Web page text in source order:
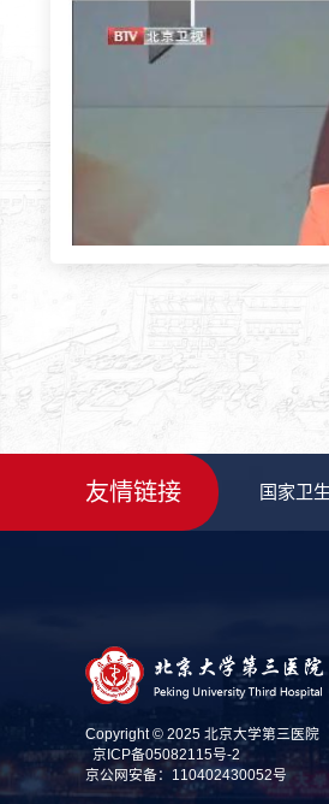
友情链接 国家卫
Copyright © 2025 北京大学第三医院
京ICP备05082115号-2
京公网安备：110402430052号